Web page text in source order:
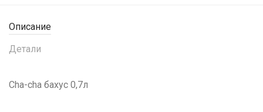
Описание
Детали
Cha-cha бахус 0,7л